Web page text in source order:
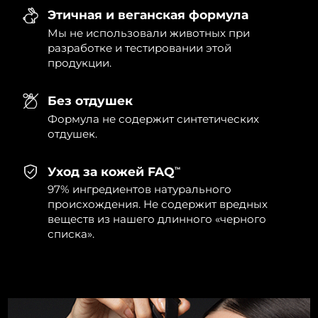
Этичная и веганская формула
Мы не использовали животных при
разработке и тестировании этой
продукции.
Без отдушек
Формула не содержит синтетических
отдушек.
Уход за кожей FAQTM
97% ингредиентов натурального
происхождения. Не содержит вредных
веществ из нашего длинного «черного
списка».
Нидерланды
Ожидаемая дата доставки
Норвегия
Ожидаемая дата доставки
Оман
Филиппины
Ожидаемая дата доставки
8/14/26
Португалия
8/11/26